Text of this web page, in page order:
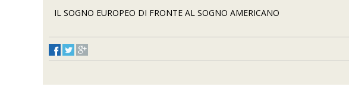
IL SOGNO EUROPEO DI FRONTE AL SOGNO AMERICANO